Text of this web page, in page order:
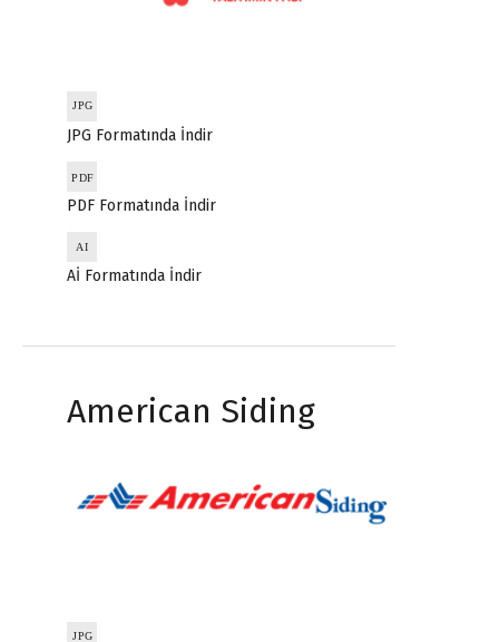
JPG Formatında İndir
PDF Formatında İndir
Aİ Formatında İndir
American Siding